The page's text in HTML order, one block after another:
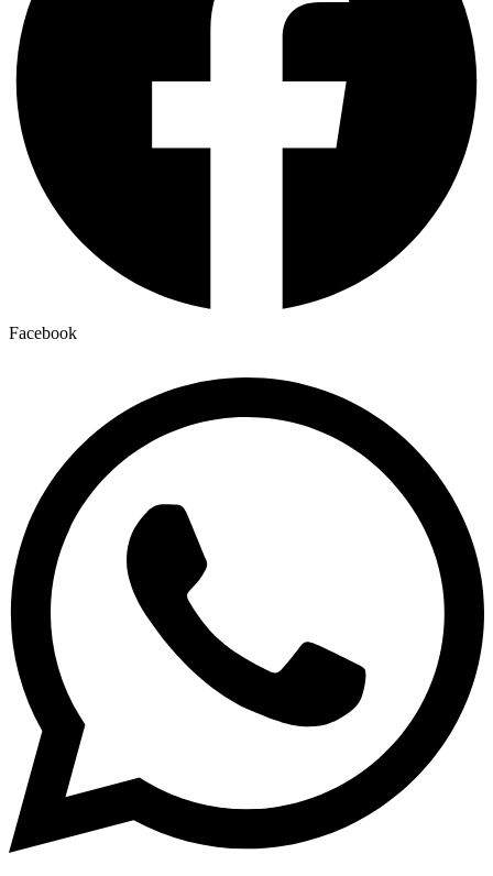
Facebook